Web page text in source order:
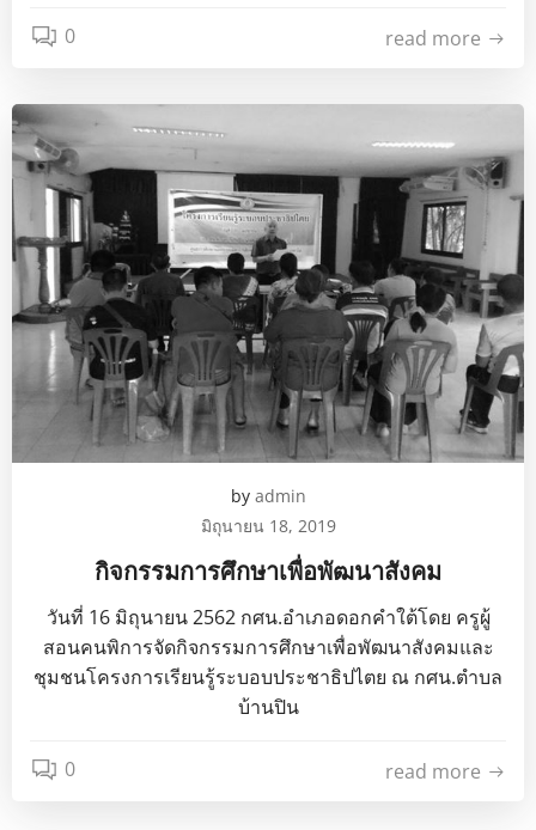
0 read more
by admin
มิถุนายน 18, 2019
กิจกรรมการศึกษาเพื่อพัฒนาสังคม
วันที่ 16 มิถุนายน 2562 กศน.อำเภอดอกคำใต้โดย ครูผู้
สอนคนพิการจัดกิจกรรมการศึกษาเพื่อพัฒนาสังคมและ
ชุมชนโครงการเรียนรู้ระบอบประชาธิปไตย ณ กศน.ตำบล
บ้านปิน
0 read more